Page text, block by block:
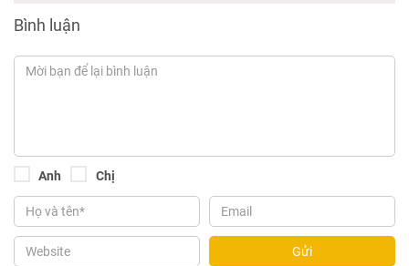
Bình luận
Anh Chị
Gửi